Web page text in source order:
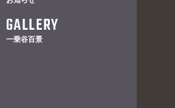
GALLERY
一乗谷百景